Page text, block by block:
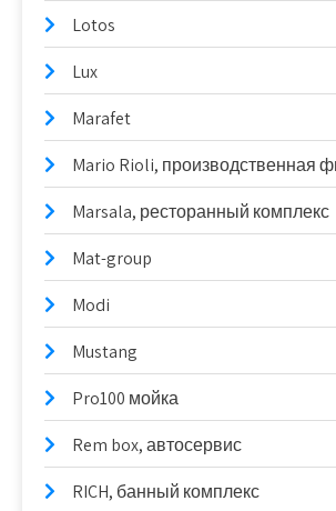
Lotos
Lux
Marafet
Mario Rioli, производственная
Marsala, ресторанный комплекс
Mat-group
Modi
Mustang
Pro100 мойка
Rem box, автосервис
RICH, банный комплекс